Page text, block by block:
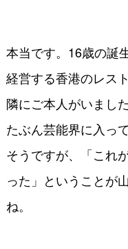
本当です。16歳の誕
経営する香港のレス
隣にご本人がいまし
たぶん芸能界に入っ
そうですが、「これ
った」ということが
ね。